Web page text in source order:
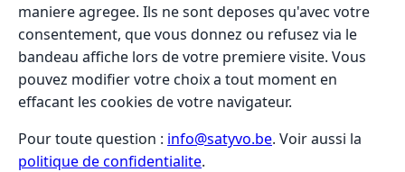
maniere agregee. Ils ne sont deposes qu'avec votre
consentement, que vous donnez ou refusez via le
bandeau affiche lors de votre premiere visite. Vous
pouvez modifier votre choix a tout moment en
effacant les cookies de votre navigateur.
Pour toute question : info@satyvo.be. Voir aussi la
politique de confidentialite.